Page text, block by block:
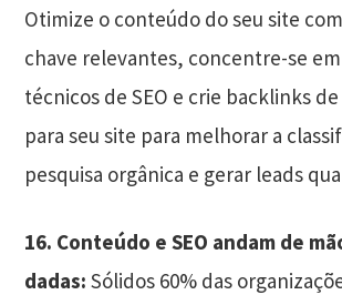
Otimize o conteúdo do seu site
chave relevantes, concentre-se
técnicos de SEO e crie backlinks
para seu site para melhorar a
pesquisa orgânica e gerar leads
16. Conteúdo e SEO andam de
dadas: Sólidos 60% das